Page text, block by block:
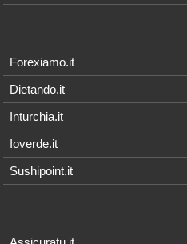
Forexiamo.it
Dietando.it
Inturchia.it
Ioverde.it
Sushipoint.it